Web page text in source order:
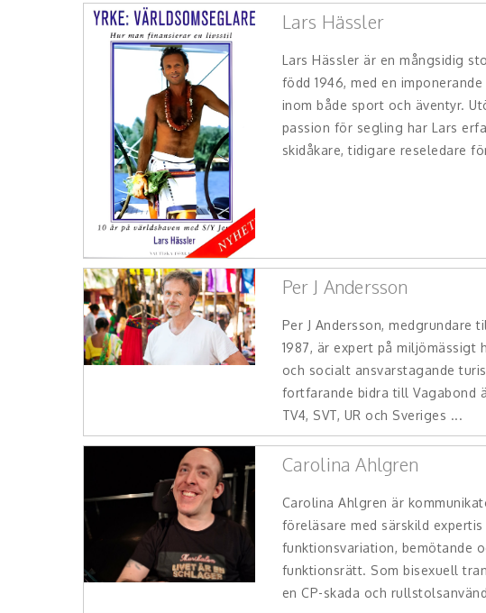
Lars Hässler
Lars Hässler är en mångsidig
född 1946, med en imponerande
inom både sport och äventyr.
passion för segling har Lars
skidåkare, tidigare reseledare
Per J Andersson
Per J Andersson, medgrundare
1987, är expert på miljömässigt
och socialt ansvarstagande
fortfarande bidra till Vagabond
TV4, SVT, UR och Sveriges ...
Carolina Ahlgren
Carolina Ahlgren är
föreläsare med särskild expertis
funktionsvariation, bemötande
funktionsrätt. Som bisexuell
en CP-skada och